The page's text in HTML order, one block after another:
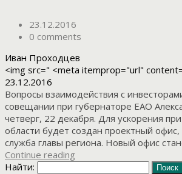
23.12.2016
0 comments
Иван Проходцев
<img src=" <meta itemprop="url"
23.12.2016
Вопросы взаимодействия с
совещании при губернаторе ЕАО
четверг, 22 декабря. Для ускорения
области будет создан проектный
служба главы региона. Новый офис
Continue reading
Найти: